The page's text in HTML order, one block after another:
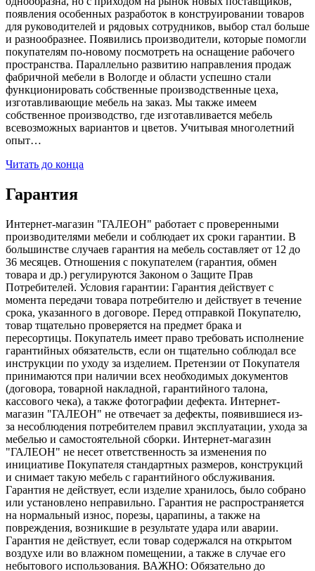
появления особенных разработок в конструировании товаров
для руководителей и рядовых сотрудников, выбор стал больше
и разнообразнее. Появились производители, которые помогли
покупателям по-новому посмотреть на оснащение рабочего
пространства. Параллельно развитию направления продаж
фабричной мебели в Вологде и области успешно стали
функционировать собственные производственные цеха,
изготавливающие мебель на заказ. Мы также имеем
собственное производство, где изготавливается мебель
всевозможных вариантов и цветов. Учитывая многолетний
опыт…
Читать до конца
Гарантия
Интернет-магазин "ГАЛЕОН" работает с проверенными
производителями мебели и соблюдает их сроки гарантии. В
большинстве случаев гарантия на мебель составляет от 12 до
36 месяцев. Отношения с покупателем (гарантия, обмен
товара и др.) регулируются Законом о Защите Прав
Потребителей. Условия гарантии: Гарантия действует с
момента передачи товара потребителю и действует в течение
срока, указанного в договоре. Перед отправкой Покупателю,
товар тщательно проверяется на предмет брака и
пересортицы. Покупатель имеет право требовать исполнение
гарантийных обязательств, если он тщательно соблюдал все
инструкции по уходу за изделием. Претензии от Покупателя
принимаются при наличии всех необходимых документов
(договора, товарной накладной, гарантийного талона,
кассового чека), а также фотографии дефекта. Интернет-
магазин "ГАЛЕОН" не отвечает за дефекты, появившиеся из-
за несоблюдения потребителем правил эксплуатации, ухода за
мебелью и самостоятельной сборки. Интернет-магазин
"ГАЛЕОН" не несет ответственность за изменения по
инициативе Покупателя стандартных размеров, конструкций
и снимает такую мебель с гарантийного обслуживания.
Гарантия не действует, если изделие хранилось, было собрано
или установлено неправильно. Гарантия не распространяется
на нормальный износ, порезы, царапины, а также на
повреждения, возникшие в результате удара или аварии.
Гарантия не действует, если товар содержался на открытом
воздухе или во влажном помещении, а также в случае его
небытового использования. ВАЖНО: Обязательно до